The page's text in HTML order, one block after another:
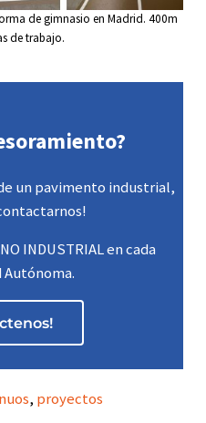
de gimnasio en Madrid. 400m
de trabajo.
un pavimento industrial,
INDUSTRIAL en cada
Autónoma.
, proyectos